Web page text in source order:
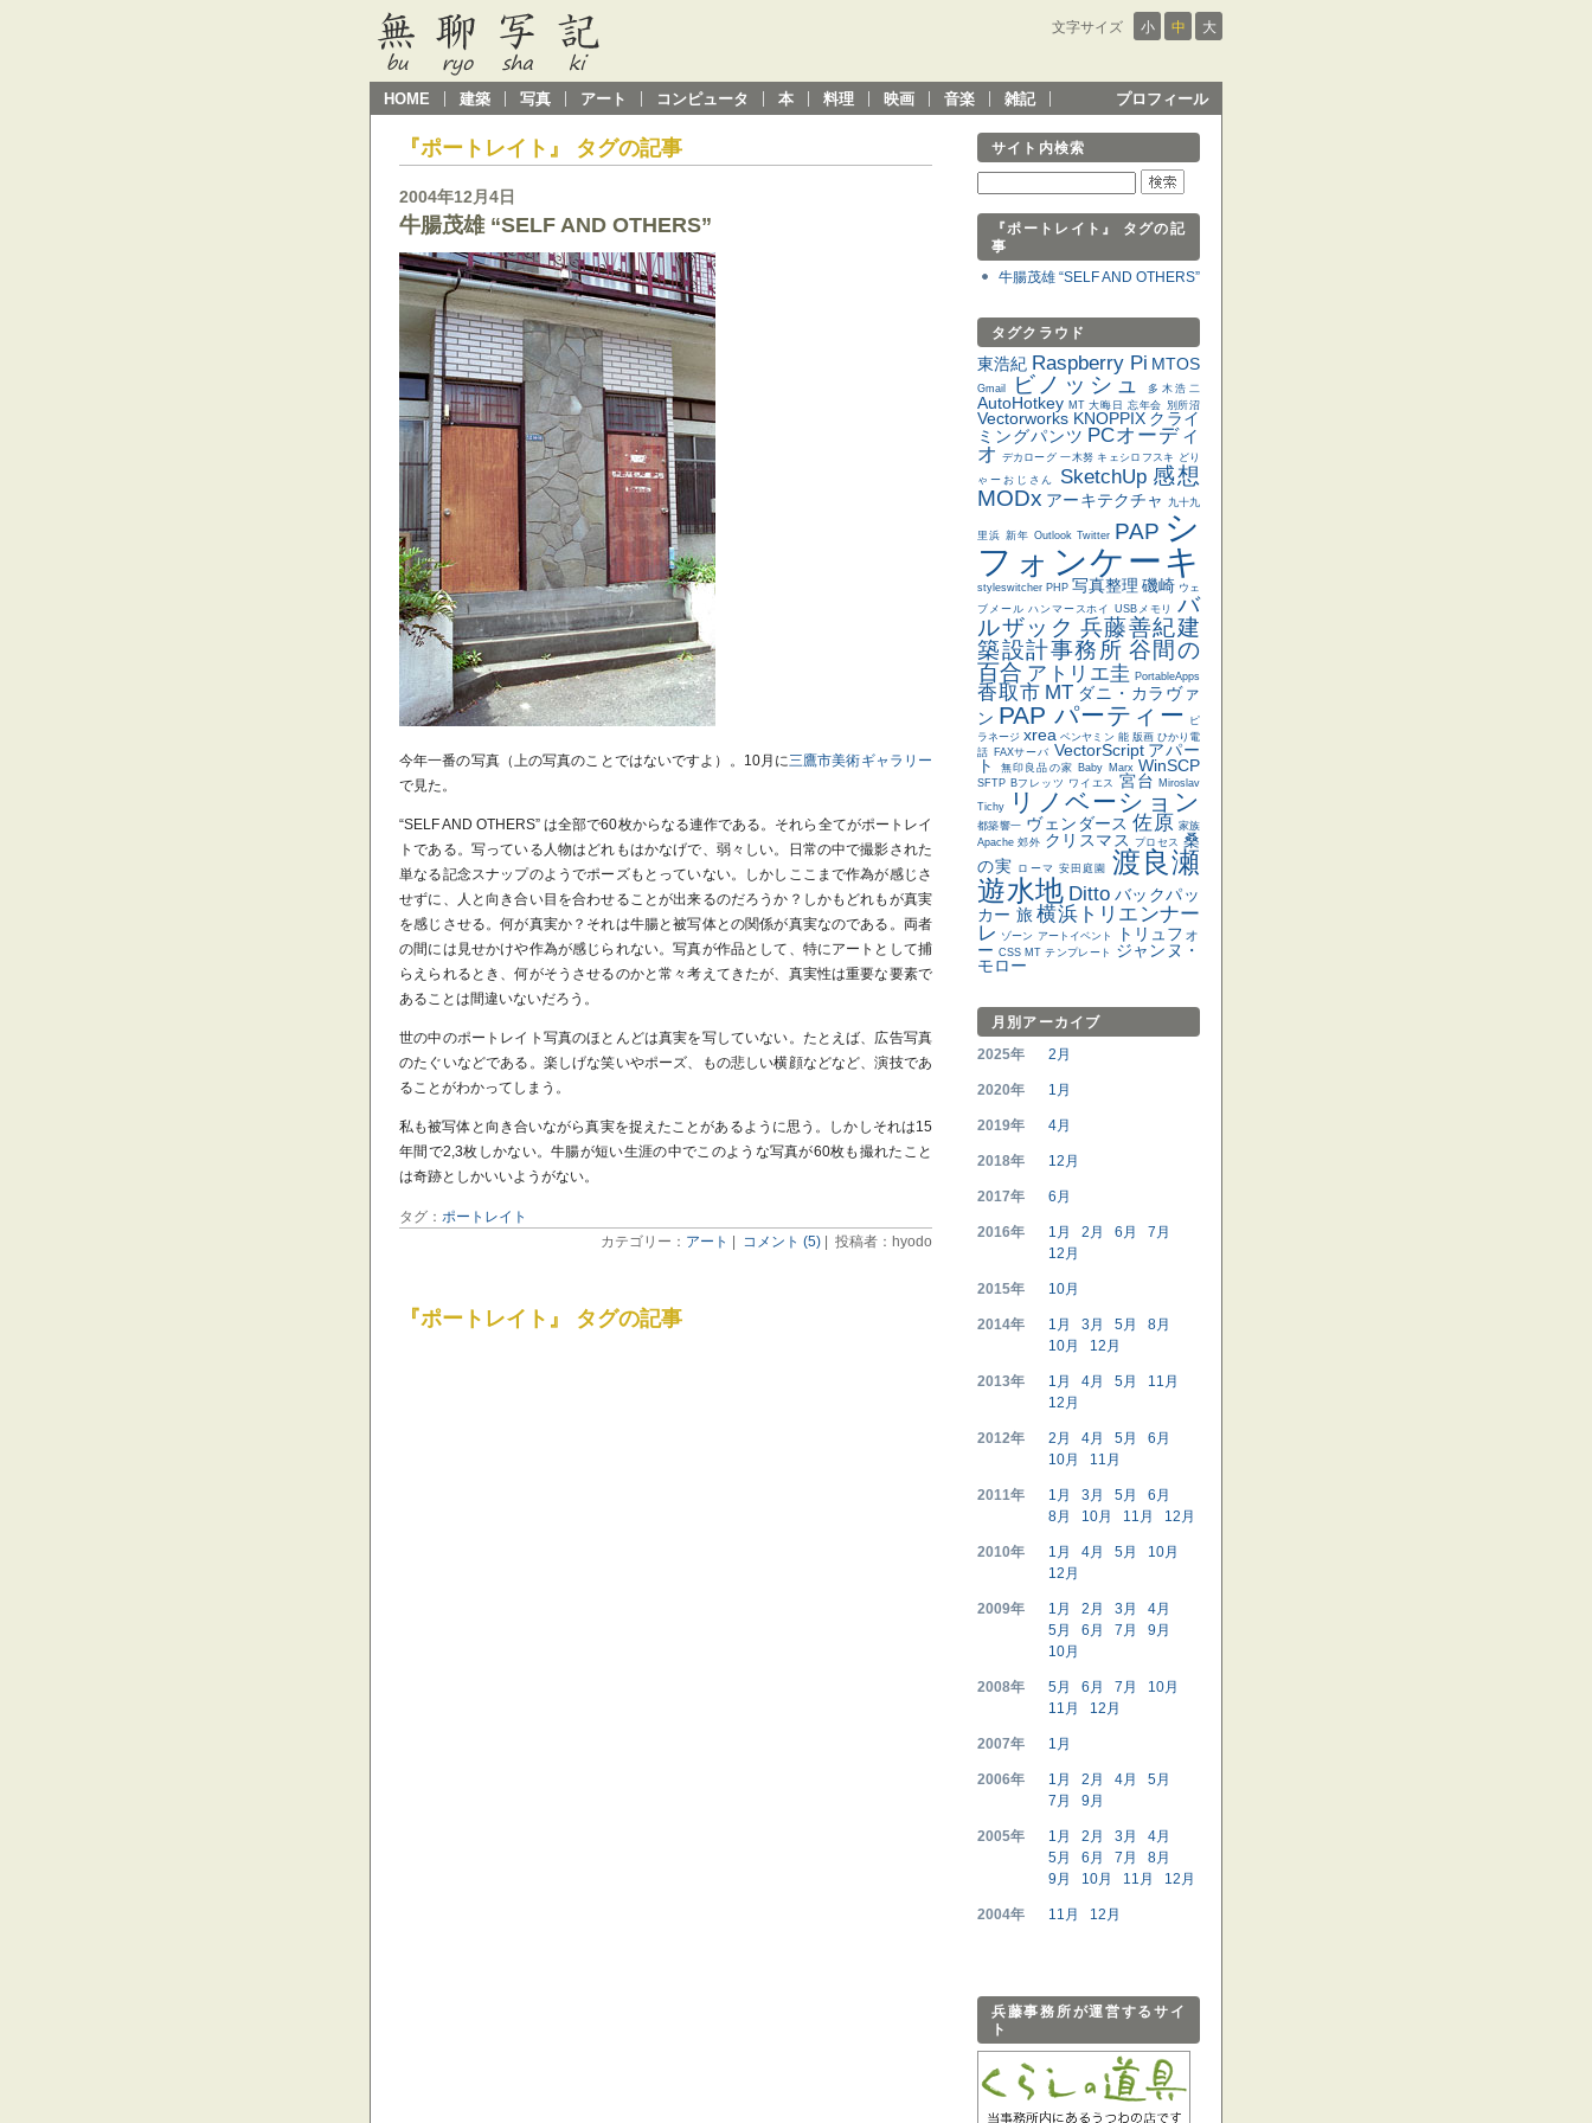
文字サイズ 小 中 大
HOME 建築 写真 アート コンピュータ 本 料理 映画 音楽 雑記 プロフィール
『ポートレイト』 タグの記事
2004年12月4日
牛腸茂雄 “SELF AND OTHERS”
今年一番の写真（上の写真のことではないですよ）。10月に三鷹市美術ギャラリー
で見た。
“SELF AND OTHERS” は全部で60枚からなる連作である。それら全てがポートレイ
トである。写っている人物はどれもはかなげで、弱々しい。日常の中で撮影された
単なる記念スナップのようでポーズもとっていない。しかしここまで作為が感じさ
せずに、人と向き合い目を合わせることが出来るのだろうか？しかもどれもが真実
を感じさせる。何が真実か？それは牛腸と被写体との関係が真実なのである。両者
の間には見せかけや作為が感じられない。写真が作品として、特にアートとして捕
らえられるとき、何がそうさせるのかと常々考えてきたが、真実性は重要な要素で
あることは間違いないだろう。
世の中のポートレイト写真のほとんどは真実を写していない。たとえば、広告写真
のたぐいなどである。楽しげな笑いやポーズ、もの悲しい横顔などなど、演技であ
ることがわかってしまう。
私も被写体と向き合いながら真実を捉えたことがあるように思う。しかしそれは15
年間で2,3枚しかない。牛腸が短い生涯の中でこのような写真が60枚も撮れたこと
は奇跡としかいいようがない。
タグ： ポートレイト
カテゴリー： アート コメント (5) | 投稿者：hyodo
『ポートレイト』 タグの記事
サイト内検索
『ポートレイト』 タグの記
事
牛腸茂雄 “SELF AND OTHERS”
タグクラウド
東浩紀 Raspberry Pi MTOS
Gmail ビノッシュ 多木浩二
AutoHotkey MT 大晦日 忘年会 別所沼
Vectorworks KNOPPIX クライ
ミングパンツ PCオーディ
オ デカローグ 一木努 キェシロフスキ どり
ゃーおじさん
SketchUp 感想
MODx アーキテクチャ 九十九
里浜 新年 Outlook Twitter PAP シ
フォンケーキ
styleswitcher PHP 写真整理 磯崎 ウェ
ブメール ハンマースホイ USBメモリ
バ
ルザック 兵藤善紀建
築設計事務所 谷間の
百合 アトリエ圭 PortableApps
香取市 MT ダニ・カラヴァ
ン PAP パーティー ピ
ラネージ xrea ベンヤミン 能 版画 ひかり電
話 FAXサーバ VectorScript アパー
ト
無印良品の家 Baby Marx WinSCP
SFTP Bフレッツ ワイエス 宮台 Miroslav
Tichy
リノベーション
都築響一 ヴェンダース 佐原 家族
Apache 郊外 クリスマス プロセス
桑
の実 ローマ 安田庭園
渡良瀬
遊水地 Ditto バックパッ
カー 旅 横浜トリエンナー
レ ゾーン アートイベント
トリュフォ
ー CSS MT テンプレート
ジャンヌ・
モロー
月別アーカイブ
2025年
2月
2020年 1月
2019年 4月
2018年 12月
2017年 6月
2016年 1月 2月 6月
7月
12月
2015年 10月
2014年 1月 3月 5月
8月
10月
12月
2013年 1月 4月 5月
11月
12月
2012年 2月 4月 5月
6月
10月
11月
2011年 1月 3月 5月
6月
8月
10月 11月 12月
2010年 1月 4月 5月
10月
12月
2009年 1月 2月 3月
4月
5月
6月 7月
9月
10月
2008年 5月 6月 7月
10月
11月
12月
2007年 1月
2006年 1月 2月 4月
5月
7月
9月
2005年 1月 2月 3月
4月
5月
6月 7月
8月
9月
10月 11月 12月
2004年 11月 12月
兵藤事務所が運営するサイ
ト